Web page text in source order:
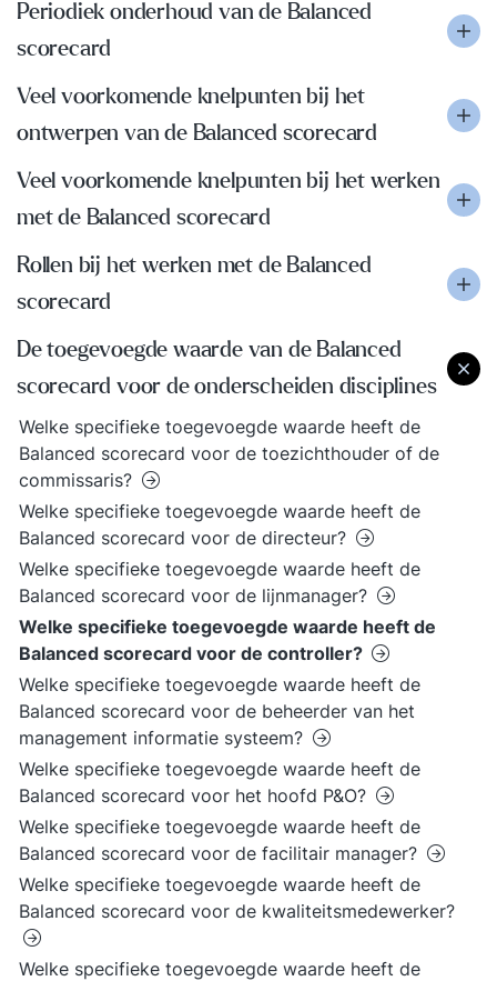
Periodiek onderhoud van de Balanced
scorecard
Veel voorkomende knelpunten bij het
ontwerpen van de Balanced scorecard
Veel voorkomende knelpunten bij het werken
met de Balanced scorecard
Rollen bij het werken met de Balanced
scorecard
De toegevoegde waarde van de Balanced
scorecard voor de onderscheiden disciplines
Welke specifieke toegevoegde waarde heeft de
Balanced scorecard voor de toezichthouder of de
commissaris?
Welke specifieke toegevoegde waarde heeft de
Balanced scorecard voor de directeur?
Welke specifieke toegevoegde waarde heeft de
Balanced scorecard voor de lijnmanager?
Welke specifieke toegevoegde waarde heeft de
Balanced scorecard voor de controller?
Welke specifieke toegevoegde waarde heeft de
Balanced scorecard voor de beheerder van het
management informatie systeem?
Welke specifieke toegevoegde waarde heeft de
Balanced scorecard voor het hoofd P&O?
Welke specifieke toegevoegde waarde heeft de
Balanced scorecard voor de facilitair manager?
Welke specifieke toegevoegde waarde heeft de
Balanced scorecard voor de kwaliteitsmedewerker?
Welke specifieke toegevoegde waarde heeft de